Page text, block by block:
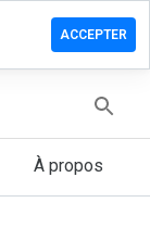
À propos
ACCEPTER